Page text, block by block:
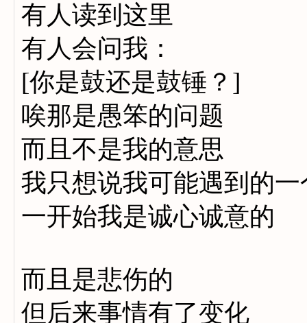
有人读到这里
有人会问我：
[你是鼓还是鼓锤？]
唉那是愚笨的问题
而且不是我的意思
我只想说我可能遇到的一
一开始我是诚心诚意的
而且是悲伤的
但后来事情有了变化